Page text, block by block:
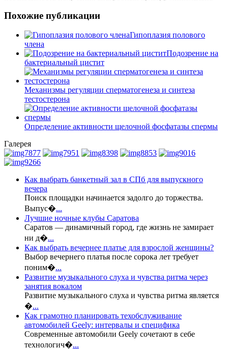
Похожие публикации
Гипоплазия полового
члена
Подозрение на
бактериальный цистит
Механизмы регуляции сперматогенеза и синтеза
тестостерона
Определение активности щелочной фосфатазы спермы
Галерея
Как выбрать банкетный зал в СПб для выпускного
вечера
Поиск площадки начинается задолго до торжества.
Выпус�...
Лучшие ночные клубы Саратова
Саратов — динамичный город, где жизнь не замирает
ни д�...
Как выбрать вечернее платье для взрослой женщины?
Выбор вечернего платья после сорока лет требует
поним�...
Развитие музыкального слуха и чувства ритма через
занятия вокалом
Развитие музыкального слуха и чувства ритма является
�...
Как грамотно планировать техобслуживание
автомобилей Geely: интервалы и специфика
Современные автомобили Geely сочетают в себе
технологич�...